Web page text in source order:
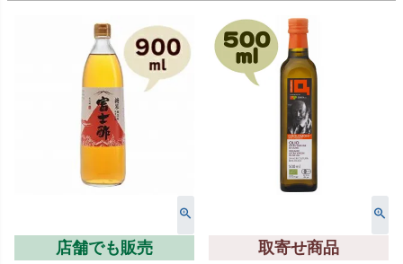
店舗でも販売 取寄せ商品